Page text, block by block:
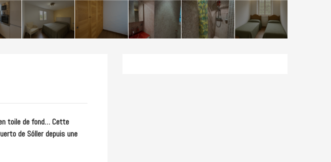
toile de fond… Cette
de Sóller depuis une